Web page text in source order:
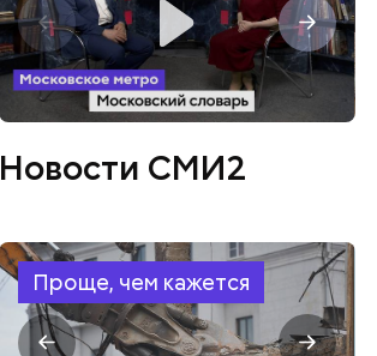
Новости СМИ2
Проще, чем кажется